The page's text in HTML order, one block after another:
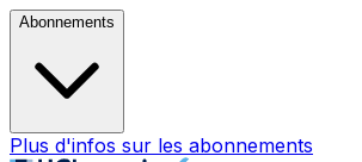
Abonnements
Plus d'infos sur les abonnements